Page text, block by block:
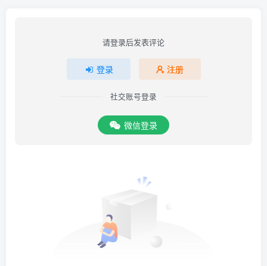
请登录后发表评论
登录 注册
社交账号登录
微信登录